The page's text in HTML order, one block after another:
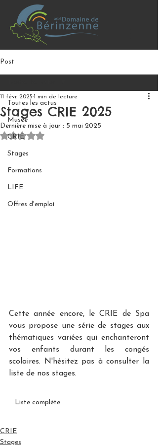
Post
Toutes les actus
Musée
CRIE
Stages
Formations
LIFE
Offres d'emploi
Stages CRIE 2025
11 févr. 2025 1 min de lecture
Dernière mise à jour : 5 mai 2025
Noté NaN étoiles sur 5.
Cette année encore, le CRIE de Spa
vous propose une série de stages aux
thématiques variées qui enchanteront
vos enfants durant les congés
scolaires. N'hésitez pas à consulter la
liste de nos stages.
Liste complète
CRIE
Stages